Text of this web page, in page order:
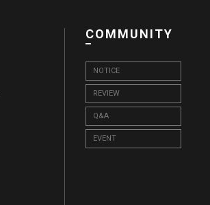
COMMUNITY
NOTICE
REVIEW
Q&A
EVENT